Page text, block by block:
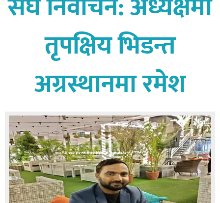
बागमती
प्रमुख
समाचार
राष्ट्रिय
अन्तराष्ट्रिय
अन्तरबार्ता
तृपक्षिय भिडन्त
अग्रस्थानमा रमेश